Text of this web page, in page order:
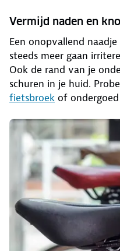
Vermijd naden en
Een onopvallend
steeds meer gaan
Ook de rand van je
schuren in je huid.
fietsbroek of